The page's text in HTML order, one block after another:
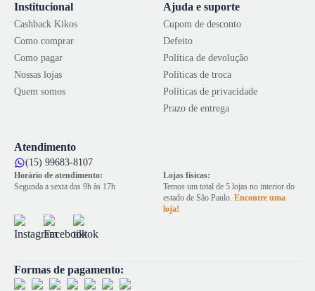
Institucional
Cashback Kikos
Como comprar
Como pagar
Nossas lojas
Quem somos
Ajuda e suporte
Cupom de desconto
Defeito
Política de devolução
Políticas de troca
Políticas de privacidade
Prazo de entrega
Atendimento
(15) 99683-8107
Horário de atendimento:
Segunda a sexta das 9h às 17h
Lojas físicas:
Temos um total de 5 lojas no interior do
estado de São Paulo. Encontre uma
loja!
Formas de pagamento: